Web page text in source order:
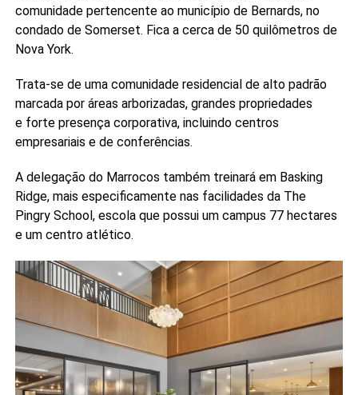
comunidade pertencente ao município de Bernards, no
condado de Somerset. Fica a cerca de 50 quilômetros de
Nova York.
Trata-se de uma comunidade residencial de alto padrão
marcada por áreas arborizadas, grandes propriedades
e forte presença corporativa, incluindo centros
empresariais e de conferências.
A delegação do Marrocos também treinará em Basking
Ridge, mais especificamente nas facilidades da The
Pingry School, escola que possui um campus 77 hectares
e um centro atlético.